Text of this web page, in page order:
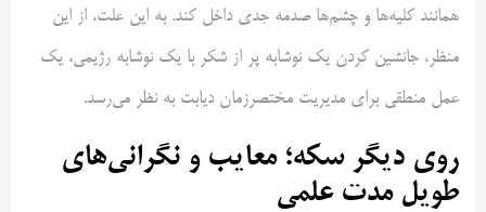
همانند کلیه‌ها و چشم‌ها صدمه جدی داخل کند. به این علت، از این
منظر، جانشین کردن یک نوشابه پر از شکر با یک نوشابه رژیمی، یک
عمل منطقی برای مدیریت مختصر‌زمان دیابت به نظر می‌رسد.
روی دیگر سکه؛ معایب و نگرانی‌های
طویل مدت علمی